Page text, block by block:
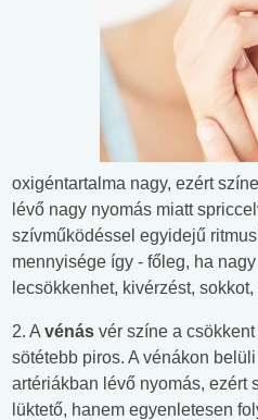
oxigéntartalma nagy, ezért
lévő nagy nyomás miatt
szívműködéssel egyidejű
mennyisége így - főleg, ha
lecsökkenhet, kivérzést,
2. A vénás vér színe a
sötétebb piros. A vénákon
artériákban lévő nyomás, ezért
lüktető, hanem egyenletesen